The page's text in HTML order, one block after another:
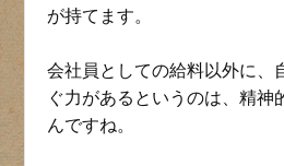
が持てます。
会社員としての給料以外に、
ぐ力があるというのは、精神
んですね。